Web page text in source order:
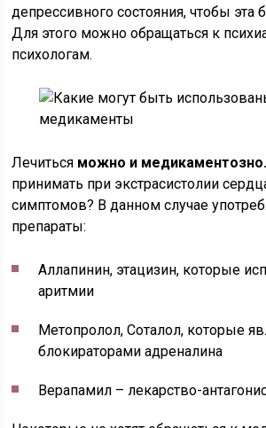
депрессивного состояния, чтобы эта
Для этого можно обращаться к
психологам.
Лечиться можно и медикаментозно.
принимать при экстрасистолии
симптомов? В данном случае
препараты:
Аллапинин, этацизин, которые
аритмии
Метопролол, Соталол, которые
блокираторами адреналина
Верапамил – лекарство-